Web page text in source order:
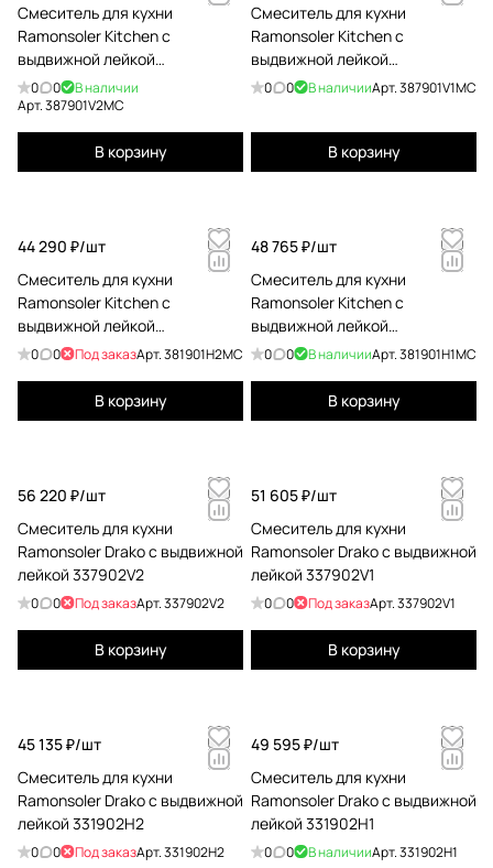
Смеситель для кухни
Ramonsoler Kitchen с
выдвижной лейкой
387901V2MC
0 0
В наличии
Арт.387901V2MC
В корзину
Смеситель для кухни
Ramonsoler Kitchen с
выдвижной лейкой
387901V1MC
0 0 В наличииАрт.387901V1MC
В корзину
44 290 ₽/шт
Смеситель для кухни
Ramonsoler Kitchen с
выдвижной лейкой
381901H2MC
0 0 Под заказАрт.381901H2MC
В корзину
48 765 ₽/шт
Смеситель для кухни
Ramonsoler Kitchen с
выдвижной лейкой
381901H1MC
0 0 В наличииАрт.381901H1MC
В корзину
56 220 ₽/шт
Смеситель для кухни
Ramonsoler Drako с выдвижной
лейкой 337902V2
0 0 Под заказАрт.337902V2
В корзину
51 605 ₽/шт
Смеситель для кухни
Ramonsoler Drako с выдвижной
лейкой 337902V1
0 0 Под заказАрт.337902V1
В корзину
45 135 ₽/шт
Смеситель для кухни
Ramonsoler Drako с выдвижной
лейкой 331902H2
0 0 Под заказАрт.331902H2
49 595 ₽/шт
Смеситель для кухни
Ramonsoler Drako с выдвижной
лейкой 331902H1
0 0 В наличииАрт.331902H1